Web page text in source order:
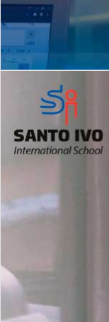
Matrículas Abertas
2º AO
Com